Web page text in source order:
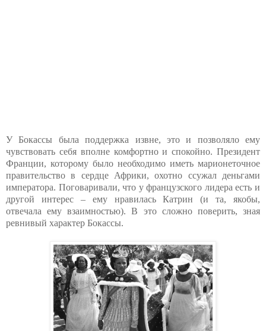
У Бокассы была поддержка извне, это и позволяло ему
чувствовать себя вполне комфортно и спокойно. Президент
Франции, которому было необходимо иметь марионеточное
правительство в сердце Африки, охотно ссужал деньгами
императора. Поговаривали, что у французского лидера есть и
другой интерес – ему нравилась Катрин (и та, якобы,
отвечала ему взаимностью). В это сложно поверить, зная
ревнивый характер Бокассы.